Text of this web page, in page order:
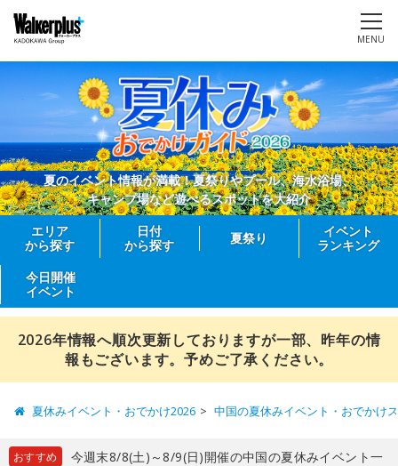
MENU
夏のイベント情報が満載！夏祭りやプール、海水浴場、
キャンプ場など遊べるスポットを大紹介
エリア
から探す
日付
から探す
夏祭り
イベント
ランキング
今日開催
イベント
2026年情報へ順次更新しておりますが一部、昨年の情
報もございます。予めご了承ください。
夏休みイベント・おでかけ2026 中国の夏休みイベント・おでかけ
おすすめ
今週末8/8(土)～8/9(日)開催の中国の夏休みイベント一